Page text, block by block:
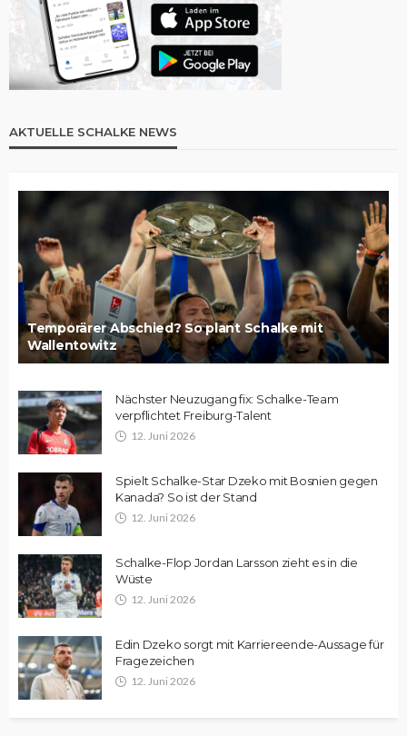
AKTUELLE SCHALKE NEWS
Temporärer Abschied? So plant Schalke mit
Wallentowitz
Nächster Neuzugang fix: Schalke-Team
verpflichtet Freiburg-Talent
12. Juni 2026
Spielt Schalke-Star Dzeko mit Bosnien gegen
Kanada? So ist der Stand
12. Juni 2026
Schalke-Flop Jordan Larsson zieht es in die
Wüste
12. Juni 2026
Edin Dzeko sorgt mit Karriereende-Aussage für
Fragezeichen
12. Juni 2026